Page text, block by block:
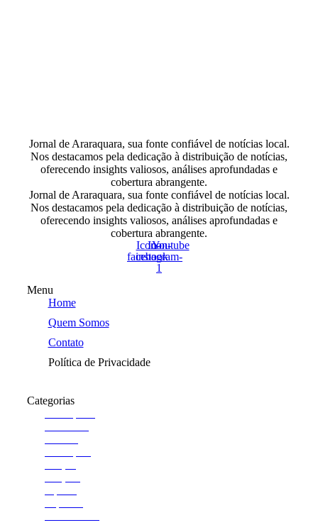
Jornal de Araraquara, sua fonte confiável de notícias local.
Nos destacamos pela dedicação à distribuição de notícias,
oferecendo insights valiosos, análises aprofundadas e
cobertura abrangente.
Jornal de Araraquara, sua fonte confiável de notícias local.
Nos destacamos pela dedicação à distribuição de notícias,
oferecendo insights valiosos, análises aprofundadas e
cobertura abrangente.
Icon-
facebook
Icon-
instagram-
1
Youtube
Menu
Home
Quem Somos
Contato
Política de Privacidade
Categorias